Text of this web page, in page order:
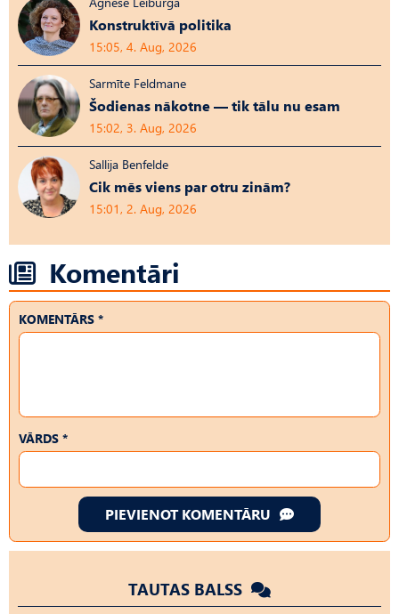
Konstruktīvā politika
15:05, 4. Aug, 2026
Sarmīte Feldmane
Šodienas nākotne — tik tālu nu esam
15:02, 3. Aug, 2026
Sallija Benfelde
Cik mēs viens par otru zinām?
15:01, 2. Aug, 2026
Komentāri
KOMENTĀRS *
VĀRDS *
PIEVIENOT KOMENTĀRU
TAUTAS BALSS